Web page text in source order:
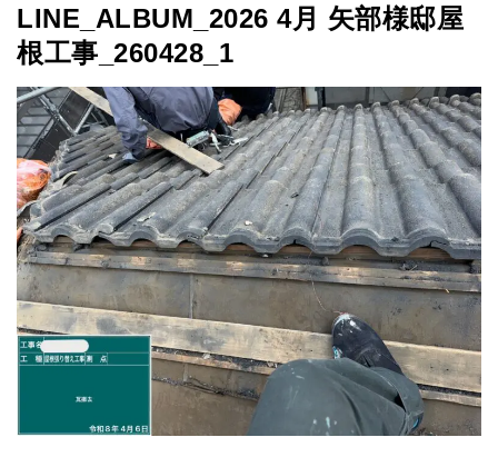
LINE_ALBUM_2026 4月 矢部様邸屋
根工事_260428_1